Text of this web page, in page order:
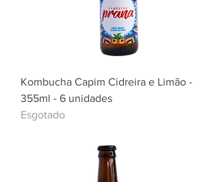
Kombucha Capim Cidreira e Limão -
355ml - 6 unidades
Esgotado